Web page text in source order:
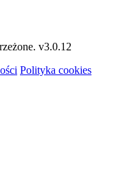
v3.0.12
Polityka cookies